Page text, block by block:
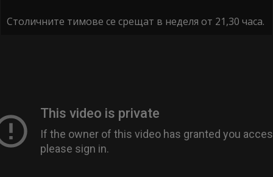
Столичните тимове се срещат в неделя от 21,30 часа.